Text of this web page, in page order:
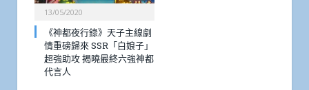
13/05/2020
《神都夜行錄》天子主線劇
情重磅歸來 SSR「白娘子」
超強助攻 揭曉最終六強神都
代言人